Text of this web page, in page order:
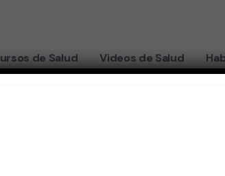
de Salud Videos de Salud